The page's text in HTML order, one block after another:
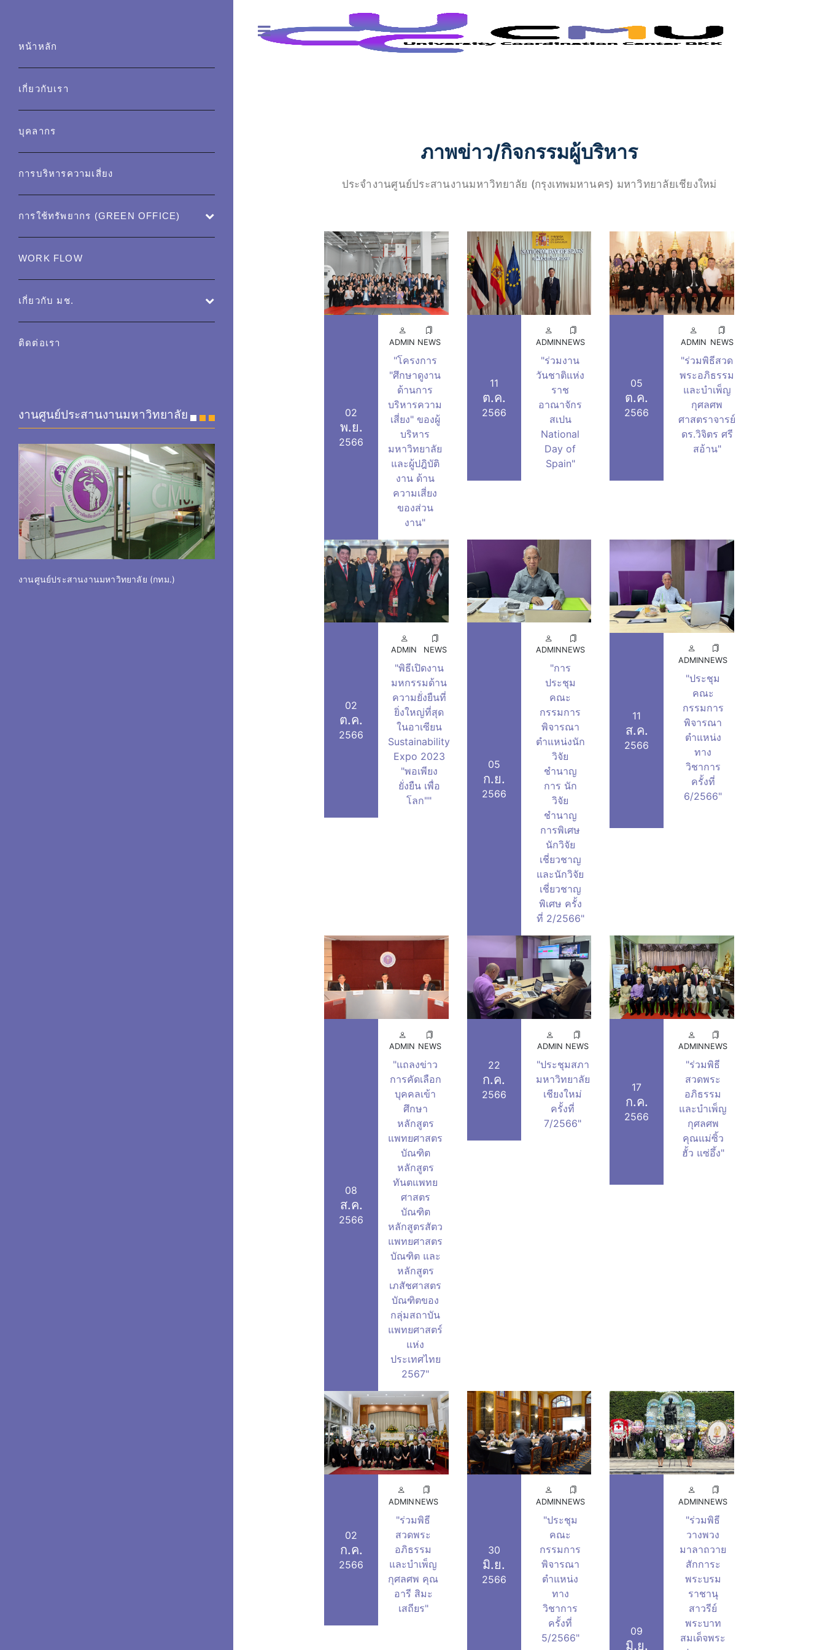
ภาพข่าว/กิจกรรมผู้บริหาร
ประจำงานศูนย์ประสานงานมหาวิทยาลัย (กรุงเทพมหานคร) มหาวิทยาลัยเชียงใหม่
02
พ.ย.
2566
ADMIN NEWS
"โครงการ
"ศึกษาดูงาน
ด้านการ
บริหารความ
เสี่ยง" ของผู้
บริหาร
มหาวิทยาลัย
และผู้ปฎิบัติ
งาน ด้าน
ความเสี่ยง
ของส่วน
งาน"
11
ต.ค.
2566
ADMINNEWS
"ร่วมงาน
วันชาติแห่ง
ราช
อาณาจักร
สเปน
National
Day of
Spain"
05
ต.ค.
2566
ADMIN NEWS
"ร่วมพิธีสวด
พระอภิธรรม
และบำเพ็ญ
กุศลศพ
ศาสตราจารย์
ดร.วิจิตร ศรี
สอ้าน"
02
ต.ค.
2566
ADMIN NEWS
"พิธีเปิดงาน
มหกรรมด้าน
ความยั่งยืนที่
ยิ่งใหญ่ที่สุด
ในอาเซียน
Sustainability
Expo 2023
"พอเพียง
ยั่งยืน เพื่อ
โลก""
05
ก.ย.
2566
ADMINNEWS
"การ
ประชุม
คณะ
กรรมการ
พิจารณา
ตำแหน่งนัก
วิจัย
ชำนาญ
การ นัก
วิจัย
ชำนาญ
การพิเศษ
นักวิจัย
เชี่ยวชาญ
และนักวิจัย
เชี่ยวชาญ
พิเศษ ครั้ง
ที่ 2/2566"
11
ส.ค.
2566
ADMINNEWS
"ประชุม
คณะ
กรรมการ
พิจารณา
ตำแหน่ง
ทาง
วิชาการ
ครั้งที่
6/2566"
08
ส.ค.
2566
ADMIN NEWS
"แถลงข่าว
การคัดเลือก
บุคคลเข้า
ศึกษา
หลักสูตร
แพทยศาสตร
บัณฑิต
หลักสูตร
ทันตแพทย
ศาสตร
บัณฑิต
หลักสูตรสัตว
แพทยศาสตร
บัณฑิต และ
หลักสูตร
เภสัชศาสตร
บัณฑิตของ
กลุ่มสถาบัน
แพทยศาสตร์
แห่ง
ประเทศไทย
2567"
22
ก.ค.
2566
ADMIN NEWS
"ประชุมสภา
มหาวิทยาลัย
เชียงใหม่
ครั้งที่
7/2566"
17
ก.ค.
2566
ADMINNEWS
"ร่วมพิธี
สวดพระ
อภิธรรม
และบำเพ็ญ
กุศลศพ
คุณแม่ซิ้ว
ฮั้ว แซ่อึ้ง"
02
ก.ค.
2566
ADMIN NEWS
"ร่วมพิธี
สวดพระ
อภิธรรม
และบำเพ็ญ
กุศลศพ คุณ
อารี สิมะ
เสถียร"
30
มิ.ย.
2566
ADMINNEWS
"ประชุม
คณะ
กรรมการ
พิจารณา
ตำแหน่ง
ทาง
วิชาการ
ครั้งที่
5/2566"
09
มิ.ย.
ADMINNEWS
"ร่วมพิธี
วางพวง
มาลาถวาย
สักการะ
พระบรม
ราชานุ
สาวรีย์
พระบาท
สมเด็จพระ
หน้าหลัก
เกี่ยวกับเรา
บุคลากร
การบริหารความเสี่ยง
การใช้ทรัพยากร (GREEN OFFICE)
WORK FLOW
เกี่ยวกับ มช.
ติดต่อเรา
งานศูนย์ประสานงานมหาวิทยาลัย
งานศูนย์ประสานงานมหาวิทยาลัย (กทม.)
ห้องรับรองผู้บริหารฯ งานศูนย์ประสานงาน
ห้องประชุมงานศูนย์ประสานงานมหาวิทยาลัย
(กทม.)
งานศูนย์ประสานงานมหาวิทยาลัย (กทม.)
Toggle